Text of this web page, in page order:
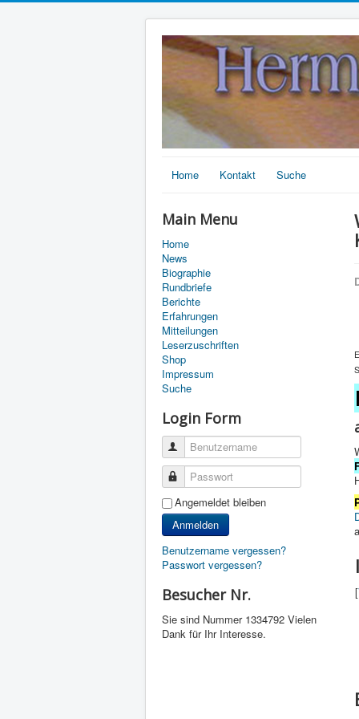
Home Kontakt Suche
Main Menu
Home
News
Biographie
Rundbriefe
Berichte
Erfahrungen
Mitteilungen
Leserzuschriften
Shop
Impressum
Suche
Login Form
Benutzername
Passwort
Angemeldet bleiben
Anmelden
Benutzername vergessen?
Passwort vergessen?
Besucher Nr.
Sie sind Nummer 1334792 Vielen
Dank für Ihr Interesse.
[